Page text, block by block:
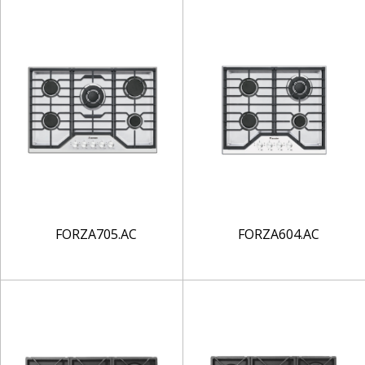
FORZA705.AC FORZA604.AC